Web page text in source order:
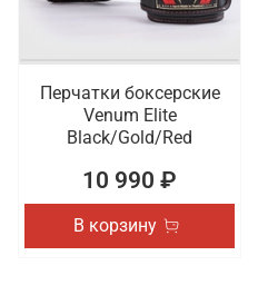
Перчатки боксерские
Venum Elite
Black/Gold/Red
10 990 ₽
В корзину